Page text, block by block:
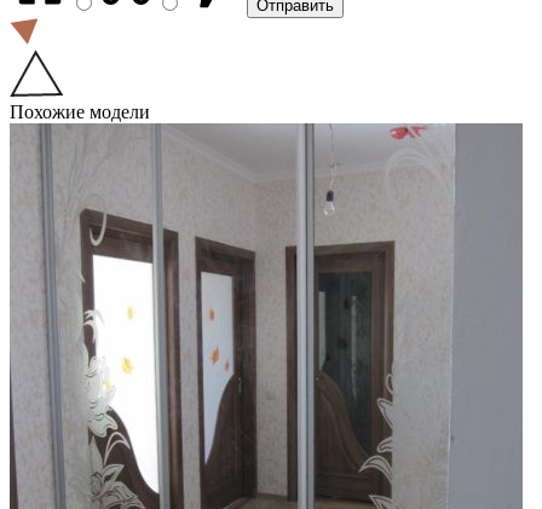
Похожие модели